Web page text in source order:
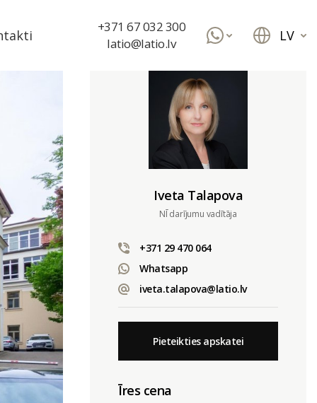
+371 67 032 300
latio@latio.lv
LV
Iveta Talapova
NĪ darījumu vadītāja
+371 29 470 064
Whatsapp
iveta.talapova@latio.lv
Pieteikties apskatei
Īres cena